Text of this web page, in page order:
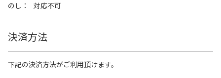
のし
対応不可
決済方法
下記の決済方法がご利用頂けます。